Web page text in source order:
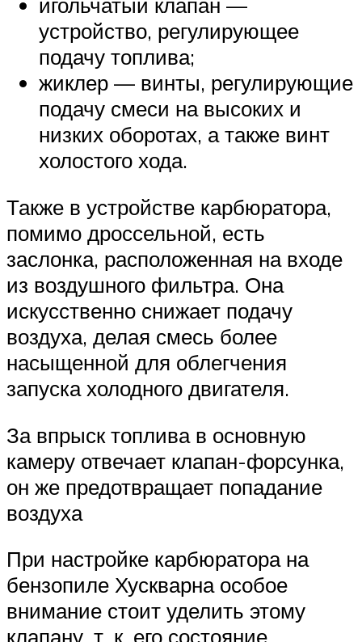
устройство, регулирующее
подачу топлива;
жиклер — винты, регулирующие
подачу смеси на высоких и
низких оборотах, а также винт
холостого хода.
Также в устройстве карбюратора,
помимо дроссельной, есть
заслонка, расположенная на входе
из воздушного фильтра. Она
искусственно снижает подачу
воздуха, делая смесь более
насыщенной для облегчения
запуска холодного двигателя.
За впрыск топлива в основную
камеру отвечает клапан-форсунка,
он же предотвращает попадание
воздуха
При настройке карбюратора на
бензопиле Хускварна особое
внимание стоит уделить этому
клапану, т. к. его состояние